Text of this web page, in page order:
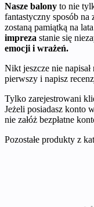
Nasze balony to nie
fantastyczny sposób
zostaną pamiątką na
impreza stanie się
emocji i wrażeń.
Nikt jeszcze nie
pierwszy i napisz
Tylko zarejestrowani
Jeżeli posiadasz konto
nie załóż bezpłatne
Pozostałe produkty z